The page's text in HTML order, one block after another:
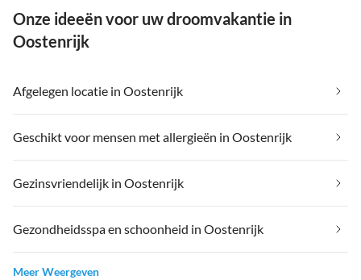
Onze ideeën voor uw droomvakantie in
Oostenrijk
Afgelegen locatie in Oostenrijk
Geschikt voor mensen met allergieën in Oostenrijk
Gezinsvriendelijk in Oostenrijk
Gezondheidsspa en schoonheid in Oostenrijk
Meer Weergeven